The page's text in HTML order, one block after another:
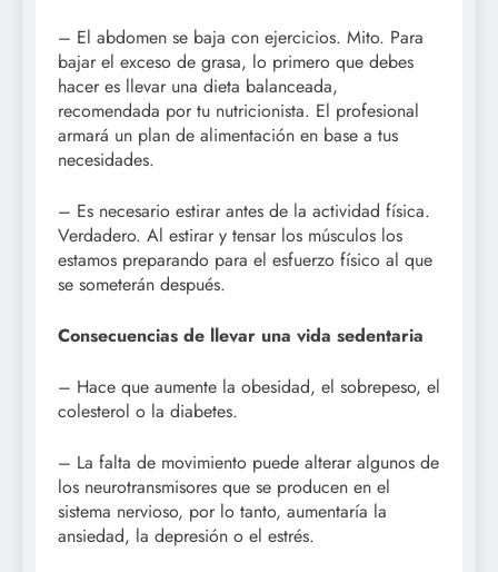
– El abdomen se baja con ejercicios. Mito. Para
bajar el exceso de grasa, lo primero que debes
hacer es llevar una dieta balanceada,
recomendada por tu nutricionista. El profesional
armará un plan de alimentación en base a tus
necesidades.
– Es necesario estirar antes de la actividad física.
Verdadero. Al estirar y tensar los músculos los
estamos preparando para el esfuerzo físico al que
se someterán después.
Consecuencias de llevar una vida sedentaria
– Hace que aumente la obesidad, el sobrepeso, el
colesterol o la diabetes.
– La falta de movimiento puede alterar algunos de
los neurotransmisores que se producen en el
sistema nervioso, por lo tanto, aumentaría la
ansiedad, la depresión o el estrés.